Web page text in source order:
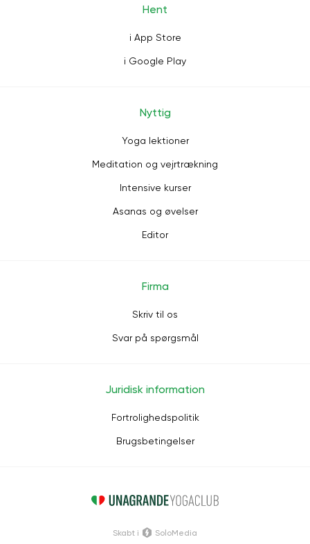
Hent
i App Store
i Google Play
Nyttig
Yoga lektioner
Meditation og vejrtrækning
Intensive kurser
Asanas og øvelser
Editor
Firma
Skriv til os
Svar på spørgsmål
Juridisk information
Fortrolighedspolitik
Brugsbetingelser
Skabt i SoloMedia